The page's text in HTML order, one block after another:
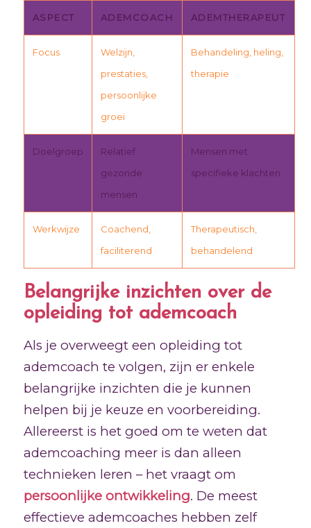
ASPECT ADEMCOACH ADEMTHERAPEUT
Focus
Welzijn,
prestaties,
persoonlijke
groei
Behandeling, heling,
therapie
Doelgroep
Relatief
gezonde
mensen
Mensen met
specifieke klachten
Werkwijze
Coachend,
faciliterend
Therapeutisch,
behandelend
Belangrijke inzichten over de
opleiding tot ademcoach
Als je overweegt een opleiding tot
ademcoach te volgen, zijn er enkele
belangrijke inzichten die je kunnen
helpen bij je keuze en voorbereiding.
Allereerst is het goed om te weten dat
ademcoaching meer is dan alleen
technieken leren – het vraagt om
persoonlijke ontwikkeling. De meest
effectieve ademcoaches hebben zelf